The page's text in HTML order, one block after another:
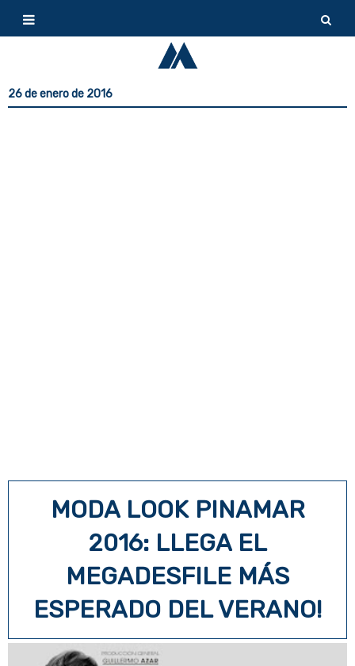
26 de enero de 2016
MODA LOOK PINAMAR
2016: LLEGA EL
MEGADESFILE MÁS
ESPERADO DEL VERANO!